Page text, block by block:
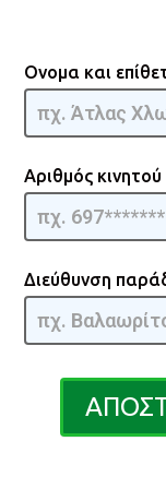
Oil
Radiator
[GR] -
GQMIA |
Ονομα και
Αριθμός κινητού
Διεύθυνση